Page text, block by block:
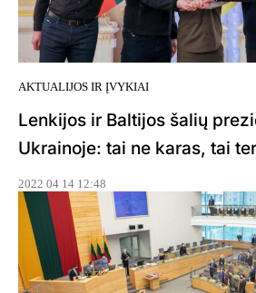
AKTUALIJOS IR ĮVYKIAI
Lenkijos ir Baltijos šalių
Ukrainoje: tai ne karas, tai
2022 04 14 12:48